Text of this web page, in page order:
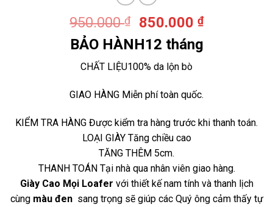
950.000₫
Giá
gốc
là:
950.000 ₫.
850.000 ₫Giá
tại
BẢO HÀNH12 tháng
CHẤT LIỆU100% da lộn bò
GIAO HÀNG Miễn phí toàn quốc.
KIỂM TRA HÀNG Được kiểm tra hàng trước khi thanh toán.
LOẠI GIÀY Tăng chiều cao
TĂNG THÊM 5cm.
THANH TOÁN Tại nhà qua nhân viên giao hàng.
Giày Cao Mọi Loafer với thiết kế nam tính và thanh lịch
cùng màu đen sang trọng sẽ giúp các Quý ông cảm thấy tự